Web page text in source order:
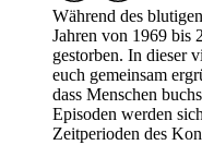
Während des
Jahren von 1969 bis
gestorben. In dieser
euch gemeinsam
dass Menschen
Episoden werden
Zeitperioden des